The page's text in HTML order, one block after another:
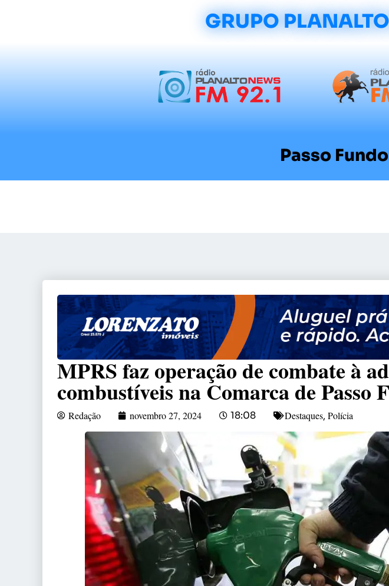
GRUPO
Passo Fundo
MPRS faz operação de combate à
combustíveis na Comarca de Passo
Redação novembro 27, 2024 18:08 Destaques, Polícia